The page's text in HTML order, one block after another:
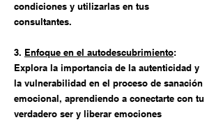
condiciones y utilizarlas en tus
consultantes.
3. Enfoque en el autodescubrimiento:
Explora la importancia de la autenticidad y
la vulnerabilidad en el proceso de sanación
emocional, aprendiendo a conectarte con tu
verdadero ser y liberar emociones